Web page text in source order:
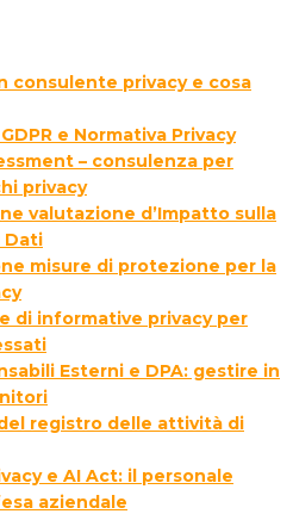
consulente privacy e cosa
e Normativa Privacy
– consulenza per
privacy
valutazione d’Impatto sulla
Dati
misure di protezione per la
di informative privacy per
Esterni e DPA: gestire in
registro delle attività di
e AI Act: il personale
aziendale